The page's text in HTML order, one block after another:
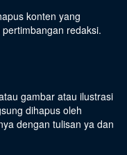
konten yang
redaksi.
gambar atau ilustrasi
dihapus oleh
dengan tulisan ya dan